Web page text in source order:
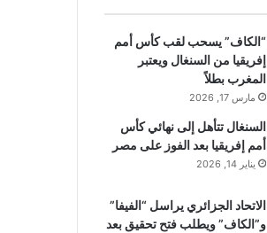
“الكاف” يسحب لقب كأس أمم
إفريقيا من السنغال ويعتبر
المغرب بطلاً
مارس 17, 2026
السنغال تتأهل إلى نهائي كأس
أمم إفريقيا بعد الفوز على مصر
يناير 14, 2026
الاتحاد الجزائري يراسل “الفيفا”
و”الكاف” ويطلب فتح تحقيق بعد